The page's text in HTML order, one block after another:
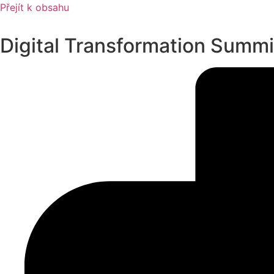
Přejít k obsahu
Digital Transformation